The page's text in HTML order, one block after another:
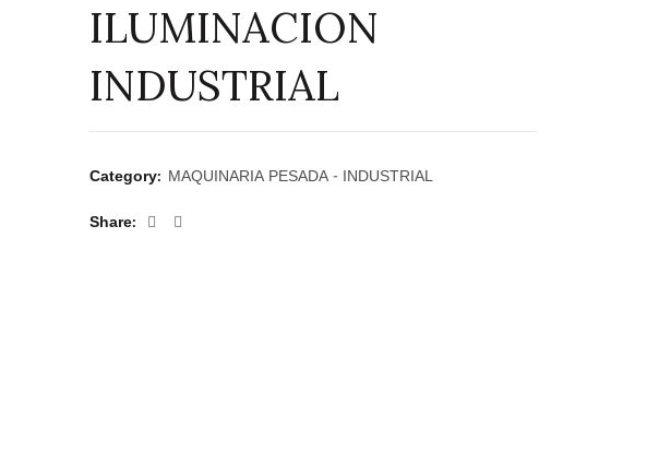
ILUMINACION
INDUSTRIAL
Category: MAQUINARIA PESADA - INDUSTRIAL
Share